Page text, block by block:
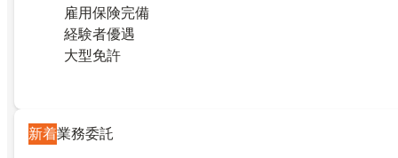
雇用保険完備
経験者優遇
大型免許
新着業務委託